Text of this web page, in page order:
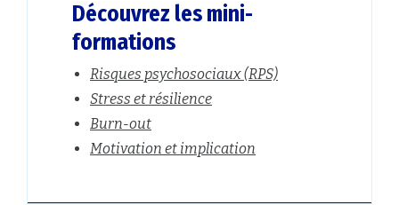
Découvrez les mini-
formations
Risques psychosociaux (RPS)
Stress et résilience
Burn-out
Motivation et implication